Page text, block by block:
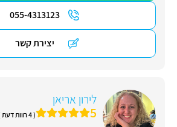
055-4313123
יצירת קשר
לירון אריאן
5 ( 4 חוות דעת )